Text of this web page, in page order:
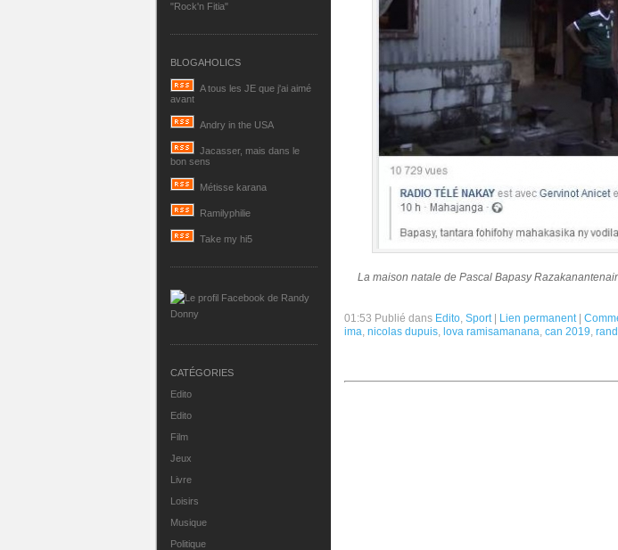
"Rock'n Fitia"
BLOGAHOLICS
A tous les JE que j'ai aimé
avant
Andry in the USA
Jacasser, mais dans le
bon sens
Métisse karana
Ramilyphilie
Take my hi5
CATÉGORIES
Edito
Edito
Film
Jeux
Livre
Loisirs
Musique
Politique
La maison natale de Pascal Bapasy
01:53 Publié dans Edito, Sport| Lien permanent|
ima, nicolas dupuis, lova ramisamanana, can 2019,